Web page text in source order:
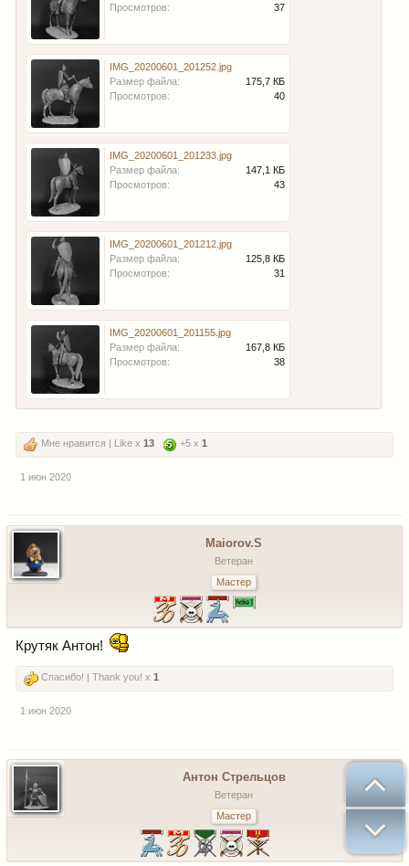
Просмотров:
37
IMG_20200601_201252.jpg
Размер файла:
175,7 КБ
Просмотров:
40
IMG_20200601_201233.jpg
Размер файла:
147,1 КБ
Просмотров:
43
IMG_20200601_201212.jpg
Размер файла:
125,8 КБ
Просмотров:
31
IMG_20200601_201155.jpg
Размер файла:
167,8 КБ
Просмотров:
38
Мне нравится | Like x 13 +5 x 1
1 июн 2020
Maiorov.S
Ветеран
Мастер
Крутяк Антон!
Спасибо! | Thank you! x 1
1 июн 2020
Антон Стрельцов
Ветеран
Мастер